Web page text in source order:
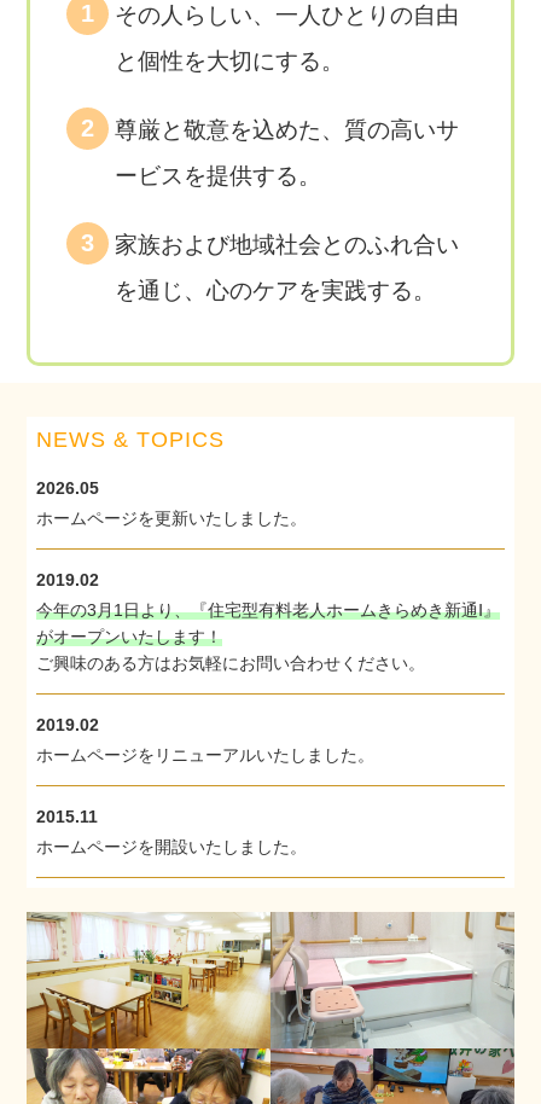
その人らしい、一人ひとりの自由
と個性を大切にする。
尊厳と敬意を込めた、質の高いサ
ービスを提供する。
家族および地域社会とのふれ合い
を通じ、心のケアを実践する。
NEWS & TOPICS
2026.05
ホームページを更新いたしました。
2019.02
今年の3月1日より、『住宅型有料老人ホームきらめき新通Ⅰ』
がオープンいたします！
ご興味のある方はお気軽にお問い合わせください。
2019.02
ホームページをリニューアルいたしました。
2015.11
ホームページを開設いたしました。